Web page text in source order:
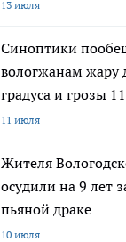
13 июля
Синоптики
вологжанам жару
градуса и грозы
11 июля
Жителя
осудили на 9 лет
пьяной драке
10 июля